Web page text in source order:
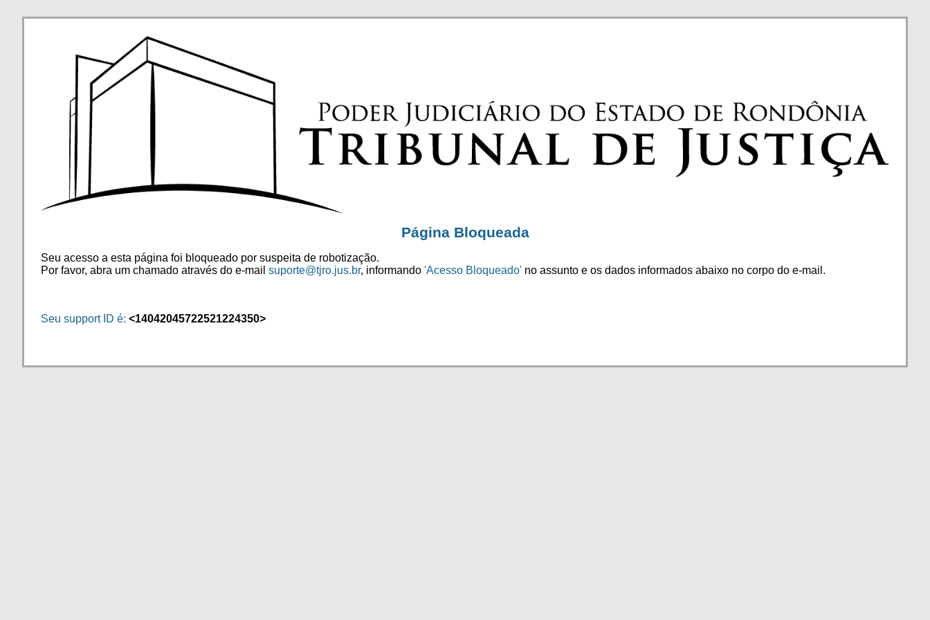
Página Bloqueada
Seu acesso a esta página foi bloqueado por suspeita de robotização.
Por favor, abra um chamado através do e-mail suporte@tjro.jus.br, informando 'Acesso Bloqueado' no assunto e os dados informados abaixo no corpo do e-mail.
Seu support ID é: <14042045722521224350>